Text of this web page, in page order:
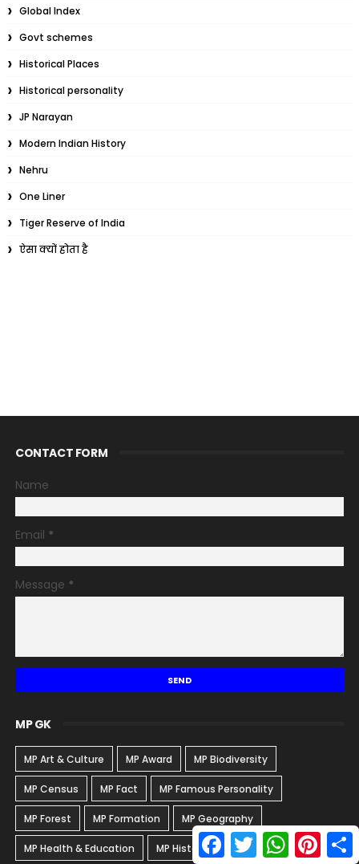
Global Index
Govt schemes
Historical Places
Historical personality
JP Narayan
Modern Indian History
Nehru
One Liner
Tiger Reserve of India
ऐसा क्यों होता है
CONTACT FORM
Name
Email *
Message *
MP GK
MP Art & Culture MP Award MP Biodiversity
MP Census MP Fact MP Famous Personality
MP Forest MP Formation MP Geography
MP Health & Education MP History MP Industry & Trade
a
T
w
W
h